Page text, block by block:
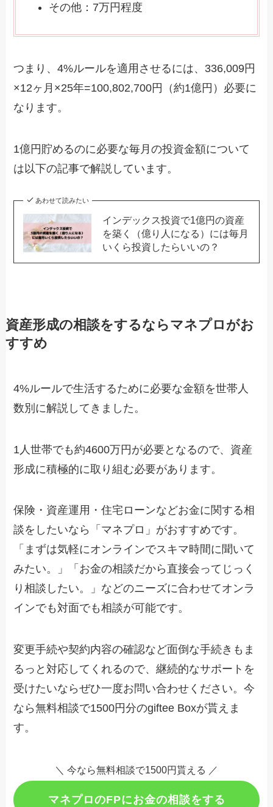
その他：7万円程度
つまり、4%ルールを適用させるには、336,009円
×12ヶ月×25年=100,802,700円（約1億円）必要に
なります。
1億円貯めるのに必要な毎月の投資金額について
は以下の記事で解説しています。
あわせて読みたい
インデックス投資で1億円の資産
を築く（億り人になる）には毎月
いくら投資したらいいの？
資産形成の相談をするならマネプロがお
すすめ
4%ルールで生活するために必要な金額を世帯人
数別に解説してきました。
1人世帯でも約4600万円が必要となるので、資産
形成に積極的に取り組む必要があります。
保険・資産運用・住宅ローンなどお金に関する相
談をしたいなら「マネプロ」がおすすめです。
「まずは気軽にオンラインでスキマ時間に聞いて
みたい。」「お金の相談だから直接会ってじっく
り相談したい。」などのニーズに合わせてオンラ
インでも対面でも相談が可能です。
変更手続や契約内容の確認など面倒な手続きもま
るっと対応してくれるので、継続的なサポートを
受けたいならぜひ一度お問い合わせください。今
なら無料相談で1500円分のgiftee Boxが貰えま
す。
＼ 今なら無料相談で1500円貰える ／
マネプロのFPにお金の相談をする